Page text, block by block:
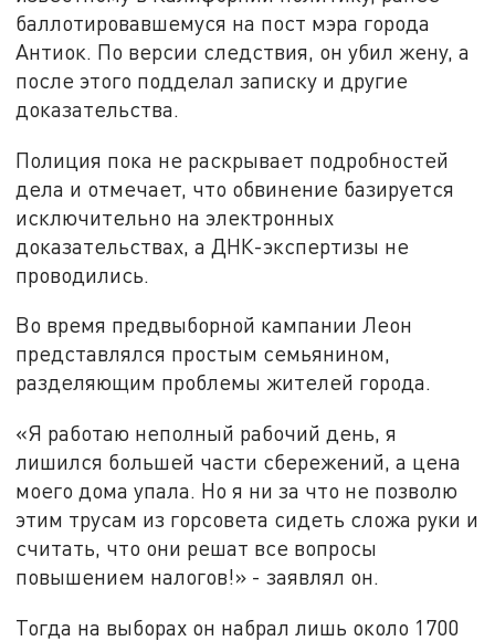
баллотировавшемуся на пост мэра города
Антиок. По версии следствия, он убил жену, а
после этого подделал записку и другие
доказательства.
Полиция пока не раскрывает подробностей
дела и отмечает, что обвинение базируется
исключительно на электронных
доказательствах, а ДНК-экспертизы не
проводились.
Во время предвыборной кампании Леон
представлялся простым семьянином,
разделяющим проблемы жителей города.
«Я работаю неполный рабочий день, я
лишился большей части сбережений, а цена
моего дома упала. Но я ни за что не позволю
этим трусам из горсовета сидеть сложа руки и
считать, что они решат все вопросы
повышением налогов!» - заявлял он.
Тогда на выборах он набрал лишь около 1700